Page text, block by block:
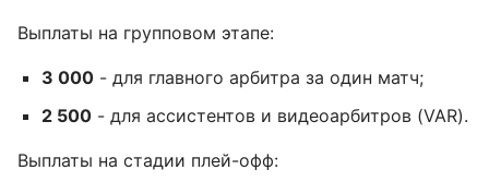
Выплаты на групповом этапе:
3 000 - для главного арбитра за один матч;
2 500 - для ассистентов и видеоарбитров (VAR).
Выплаты на стадии плей-офф: